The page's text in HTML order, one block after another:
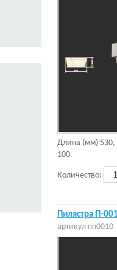
Длина (мм) 530,
100
Количество:
Пилястра П-
артикул пп0010